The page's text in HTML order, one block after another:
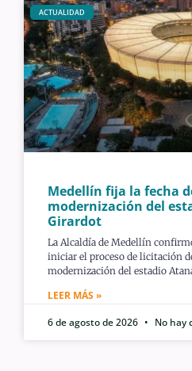
ACTUALIDAD
Medellín fija la fecha
modernización del
Girardot
La Alcaldía de Medellín
iniciar el proceso de licitación
modernización del estadio
LEER MÁS »
6 de agosto de 2026
No hay